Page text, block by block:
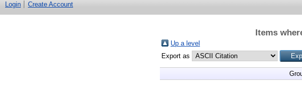
Login Create Account
Items
Up a level
Export as